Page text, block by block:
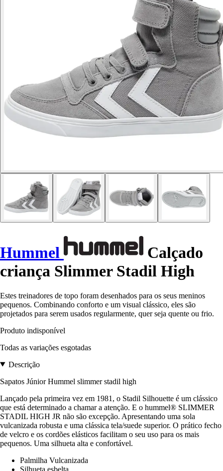
Hummel
Calçado
criança Slimmer Stadil High
Estes treinadores de topo foram desenhados para os seus meninos
pequenos. Combinando conforto e um visual clássico, eles são
projetados para serem usados regularmente, quer seja quente ou frio.
Produto indisponível
Todas as variações esgotadas
Descrição
Sapatos Júnior Hummel slimmer stadil high
Lançado pela primeira vez em 1981, o Stadil Silhouette é um clássico
que está determinado a chamar a atenção. E o hummel® SLIMMER
STADIL HIGH JR não são excepção. Apresentando uma sola
vulcanizada robusta e uma clássica tela/suede superior. O prático fecho
de velcro e os cordões elásticos facilitam o seu uso para os mais
pequenos. Uma silhueta alta e confortável.
Palmilha Vulcanizada
Silhueta esbelta